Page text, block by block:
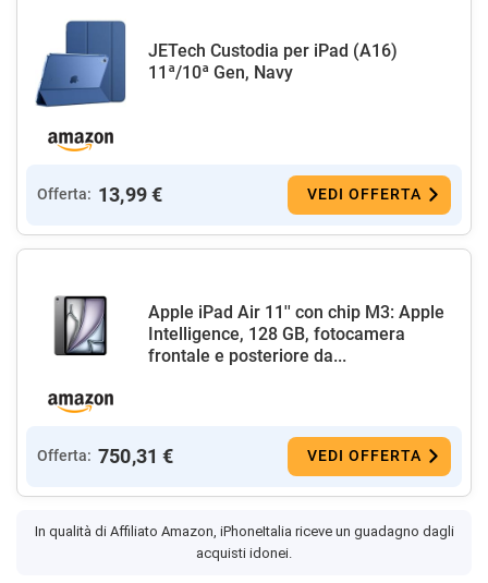
JETech Custodia per iPad (A16)
11ª/10ª Gen, Navy
Offerta: 13,99 € VEDI OFFERTA
Apple iPad Air 11'' con chip M3: Apple
Intelligence, 128 GB, fotocamera
frontale e posteriore da...
Offerta: 750,31 € VEDI OFFERTA
In qualità di Affiliato Amazon, iPhoneItalia riceve un guadagno dagli
acquisti idonei.